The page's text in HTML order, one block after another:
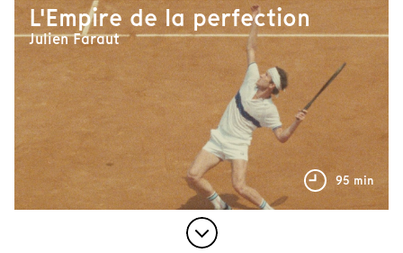
L'Empire de la perfection
Julien Faraut
95 min